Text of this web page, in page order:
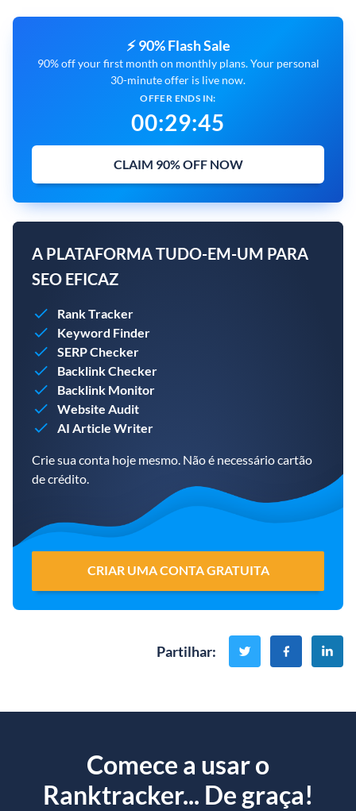
⚡ 90% Flash Sale
90% off your first month on monthly plans. Your personal
30-minute offer is live now.
OFFER ENDS IN:
00:29:44
CLAIM 90% OFF NOW
A PLATAFORMA TUDO-EM-UM PARA
SEO EFICAZ
Rank Tracker
Keyword Finder
SERP Checker
Backlink Checker
Backlink Monitor
Website Audit
AI Article Writer
Crie sua conta hoje mesmo. Não é necessário cartão
de crédito.
CRIAR UMA CONTA GRATUITA
Partilhar:
Comece a usar o
Ranktracker... De graça!